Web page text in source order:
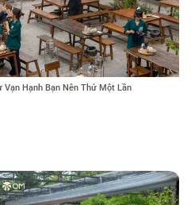
Vạn Hạnh Bạn Nên Thử Một Lần